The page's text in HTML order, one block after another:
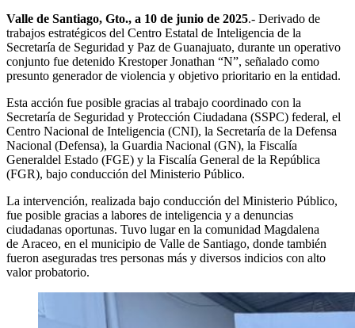
Valle de Santiago, Gto., a 10 de junio de 2025.- Derivado de
trabajos estratégicos del Centro Estatal de Inteligencia de la
Secretaría de Seguridad y Paz de Guanajuato, durante un operativo
conjunto fue detenido Krestoper Jonathan “N”, señalado como
presunto generador de violencia y objetivo prioritario en la entidad.
Esta acción fue posible gracias al trabajo coordinado con la
Secretaría de Seguridad y Protección Ciudadana (SSPC) federal, el
Centro Nacional de Inteligencia (CNI), la Secretaría de la Defensa
Nacional (Defensa), la Guardia Nacional (GN), la Fiscalía
Generaldel Estado (FGE) y la Fiscalía General de la República
(FGR), bajo conducción del Ministerio Público.
La intervención, realizada bajo conducción del Ministerio Público,
fue posible gracias a labores de inteligencia y a denuncias
ciudadanas oportunas. Tuvo lugar en la comunidad Magdalena
de Araceo, en el municipio de Valle de Santiago, donde también
fueron aseguradas tres personas más y diversos indicios con alto
valor probatorio.